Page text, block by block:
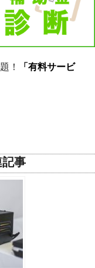
！
「有料サービ
記事